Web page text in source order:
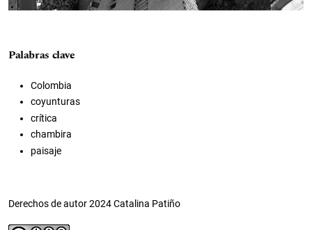
Palabras clave
Colombia
coyunturas
crítica
chambira
paisaje
Derechos de autor 2024 Catalina Patiño